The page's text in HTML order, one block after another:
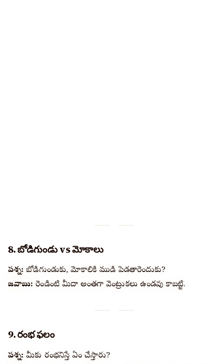
8. బోడిగుండు vs మోకాలు
ప్రశ్న: బోడిగుండుకు, మోకాలికి ముడి పెడతారెందుకు?
జవాబు: రెండింటి మీదా అంతగా వెంట్రుకలు ఉండవు కాబట్టి.
9. రంభ ఫలం
ప్రశ్న: మీకు రంభనిస్తే ఏం చేస్తారు?